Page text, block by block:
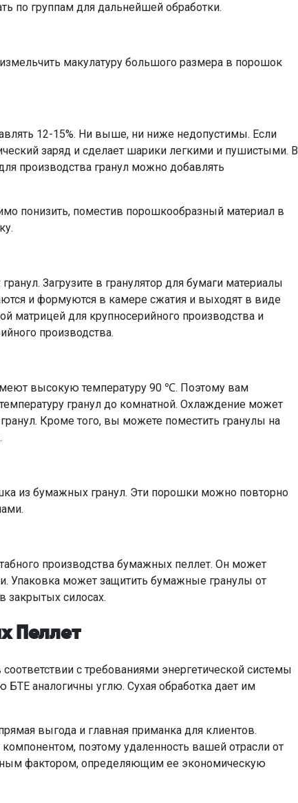
по группам для дальнейшей обработки.
макулатуру большого размера в порошок
12-15%. Ни выше, ни ниже недопустимы. Если
заряд и сделает шарики легкими и пушистыми. В
производства гранул можно добавлять
понизить, поместив порошкообразный материал в
Загрузите в гранулятор для бумаги материалы
и формуются в камере сжатия и выходят в виде
матрицей для крупносерийного производства и
производства.
высокую температуру 90 ℃. Поэтому вам
гранул до комнатной. Охлаждение может
Кроме того, вы можете поместить гранулы на
из бумажных гранул. Эти порошки можно повторно
производства бумажных пеллет. Он может
Упаковка может защитить бумажные гранулы от
закрытых силосах.
Пеллет
с требованиями энергетической системы
аналогичны углю. Сухая обработка дает им
выгода и главная приманка для клиентов.
поэтому удаленность вашей отрасли от
фактором, определяющим ее экономическую